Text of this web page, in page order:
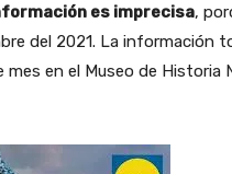
es imprecisa,
del 2021. La información
en el Museo de Historia